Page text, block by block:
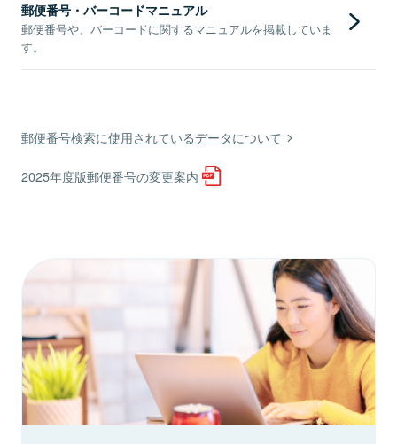
郵便番号・バーコードマニュアル
郵便番号や、バーコードに関するマニュアルを掲載していま
す。
郵便番号検索に使用されているデータについて
2025年度版郵便番号の変更案内